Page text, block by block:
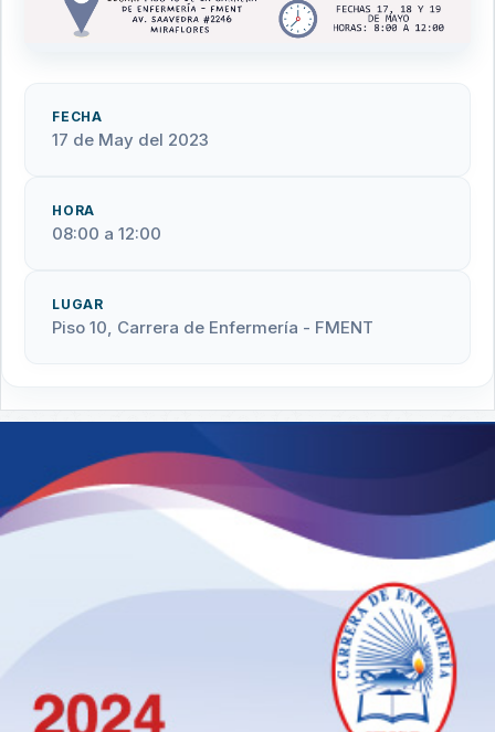
FECHA
17 de May del 2023
HORA
08:00 a 12:00
LUGAR
Piso 10, Carrera de Enfermería - FMENT